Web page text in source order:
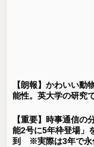
【朗報】かわいい動
能性。英大学の研究
【重要】時事通信の
能2号に5年枠登場」
到 ※実際は3年で永